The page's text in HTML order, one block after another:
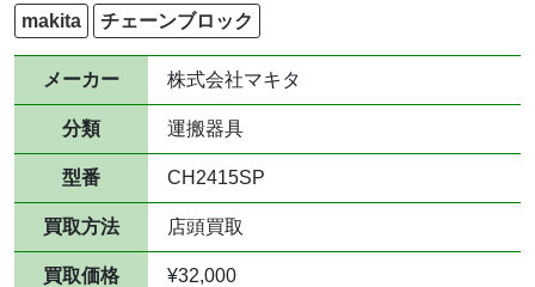
makita チェーンブロック
メーカー 株式会社マキタ
分類 運搬器具
型番 CH2415SP
買取方法 店頭買取
買取価格 ¥32,000